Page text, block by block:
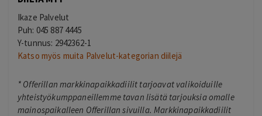
Ikaze Palvelut
Puh: 045 887 4445
Y-tunnus: 2942362-1
Katso myös muita Palvelut-kategorian diilejä
* Offerillan markkinapaikkadiilit tarjoavat valikoiduille
yhteistyökumppaneillemme tavan lisätä tarjouksia omalle
mainospaikalleen Offerillan sivuilla. Markkinapaikkadiilit